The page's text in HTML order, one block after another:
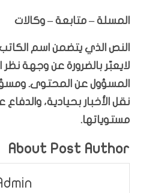
المسلة – متابعة – وكالات
النص الذي يتضمن اسم الكاتب
لايعبّر بالضرورة عن وجهة
المسؤول عن المحتوى.
نقل الأخبار بحيادية،
مستوياتها.
About Post Author